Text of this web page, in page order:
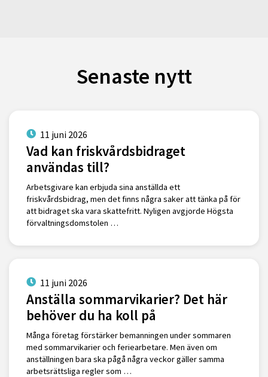
Senaste nytt
11 juni 2026
Vad kan friskvårdsbidraget
användas till?
Arbetsgivare kan erbjuda sina anställda ett
friskvårdsbidrag, men det finns några saker att tänka på för
att bidraget ska vara skattefritt. Nyligen avgjorde Högsta
förvaltningsdomstolen …
11 juni 2026
Anställa sommarvikarier? Det här
behöver du ha koll på
Många företag förstärker bemanningen under sommaren
med sommarvikarier och feriearbetare. Men även om
anställningen bara ska pågå några veckor gäller samma
arbetsrättsliga regler som …